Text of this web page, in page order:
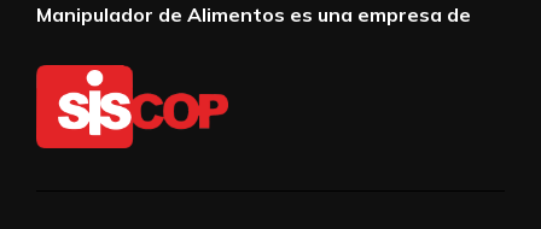
Manipulador de Alimentos es una empresa de